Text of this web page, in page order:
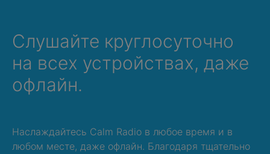
Слушайте круглосуточно
на всех устройствах, даже
офлайн.
Наслаждайтесь Calm Radio в любое время и в
любом месте, даже офлайн. Благодаря тщательно